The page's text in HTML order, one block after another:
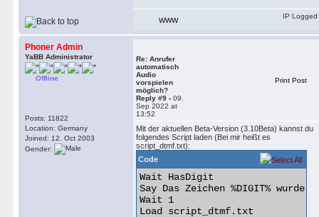
WWW
IP Logged
Phoner Admin
YaBB Administrator
Offline
Posts: 11822
Location: Germany
Joined: 12. Oct 2003
Gender:
Re: Anrufer
automatisch
Audio
vorspielen
möglich?
Reply #9 - 09.
Sep 2022 at
13:52
Print Post
Mit der aktuellen Beta-Version (3.10Beta) kannst du
folgendes Script laden (Bei mir heißt es
script_dtmf.txt):
Code
Wait HasDigit
Say Das Zeichen %DIGIT% wurde
Wait 1
Load script_dtmf.txt